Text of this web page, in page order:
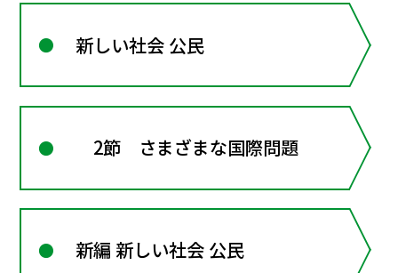
新しい社会 公民
2節 さまざまな国際問題
新編 新しい社会 公民